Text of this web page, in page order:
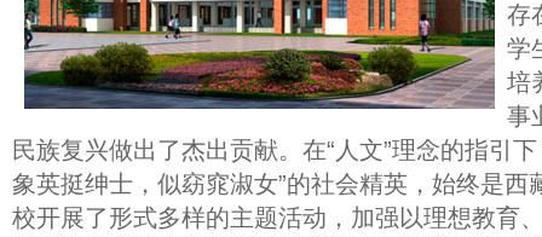
存
学
培
事
民族复兴做出了杰出贡献。在“人文”理念的指引
象英挺绅士，似窈窕淑女”的社会精英，始终是
校开展了形式多样的主题活动，加强以理想教育